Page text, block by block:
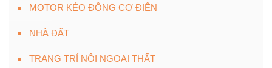
MOTOR KÉO ĐỘNG CƠ ĐIỆN
NHÀ ĐẤT
TRANG TRÍ NỘI NGOẠI THẤT